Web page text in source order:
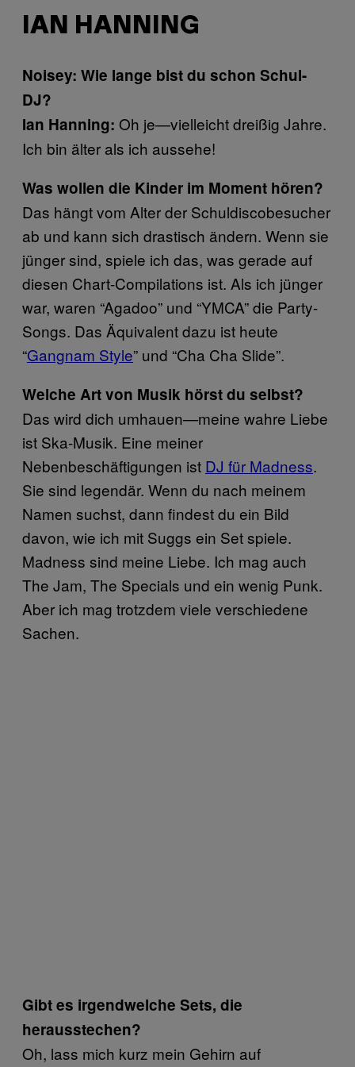
IAN HANNING
Noisey: Wie lange bist du schon Schul-
DJ?
Ian Hanning: Oh je—vielleicht dreißig Jahre.
Ich bin älter als ich aussehe!
Was wollen die Kinder im Moment hören?
Das hängt vom Alter der Schuldiscobesucher
ab und kann sich drastisch ändern. Wenn sie
jünger sind, spiele ich das, was gerade auf
diesen Chart-Compilations ist. Als ich jünger
war, waren “Agadoo” und “YMCA” die Party-
Songs. Das Äquivalent dazu ist heute
“Gangnam Style​” und “Cha Cha Slide”.
Welche Art von Musik hörst du selbst?
Das wird dich umhauen—meine wahre Liebe
ist Ska-Musik. Eine meiner
Nebenbeschäftigungen ist DJ für Madness​.
Sie sind legendär. Wenn du nach meinem
Namen suchst, dann findest du ein Bild
davon, wie ich mit Suggs ein Set spiele.
Madness sind meine Liebe. Ich mag auch
The Jam, The Specials und ein wenig Punk.
Aber ich mag trotzdem viele verschiedene
Sachen.
Gibt es irgendwelche Sets, die
herausstechen?
Oh, lass mich kurz mein Gehirn auf